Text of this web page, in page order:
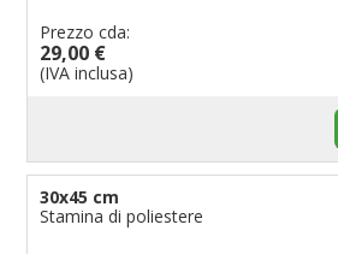
Prezzo cda:
29,00 €
(IVA inclusa)
30x45 cm
Stamina di poliestere